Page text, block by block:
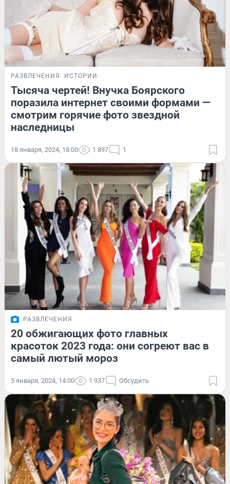
РАЗВЛЕЧЕНИЯ ИСТОРИИ
Тысяча чертей! Внучка Боярского
поразила интернет своими формами —
смотрим горячие фото звездной
наследницы
18 января, 2024, 18:00 1 897 1
РАЗВЛЕЧЕНИЯ
20 обжигающих фото главных
красоток 2023 года: они согреют вас в
самый лютый мороз
5 января, 2024, 14:00 1 937 Обсудить